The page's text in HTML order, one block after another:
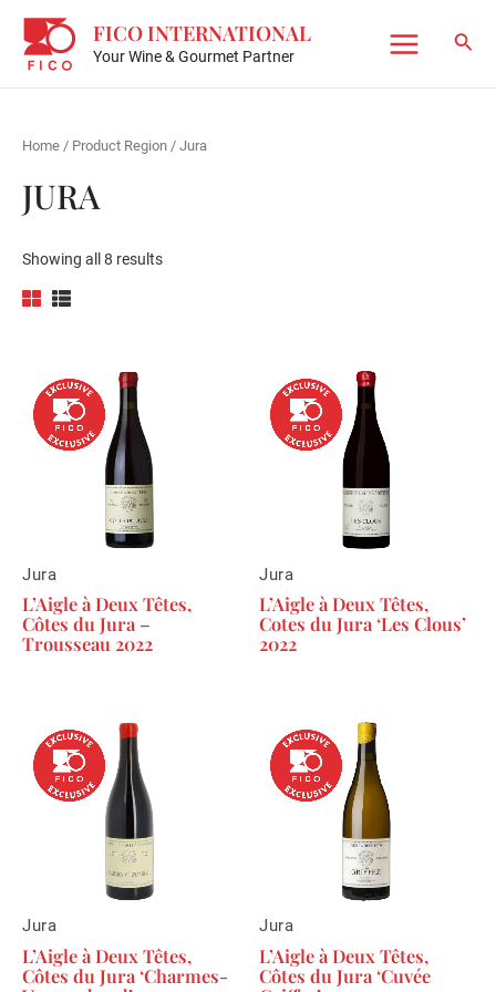
content
FICO INTERNATIONAL
Your Wine & Gourmet Partner
Main
Home / Product Region / Jura
JURA
Showing all 8 results
Jura
L’Aigle à Deux Têtes,
Côtes du Jura –
Trousseau 2022
Jura
L’Aigle à Deux Têtes,
Cotes du Jura ‘Les Clous’
2022
Jura
L’Aigle à Deux Têtes,
Côtes du Jura ‘Charmes-
Jura
L’Aigle à Deux Têtes,
Côtes du Jura ‘Cuvée